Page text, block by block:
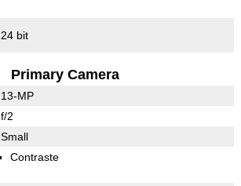
24 bit
Primary Camera
13-MP
f/2
Small
Contraste